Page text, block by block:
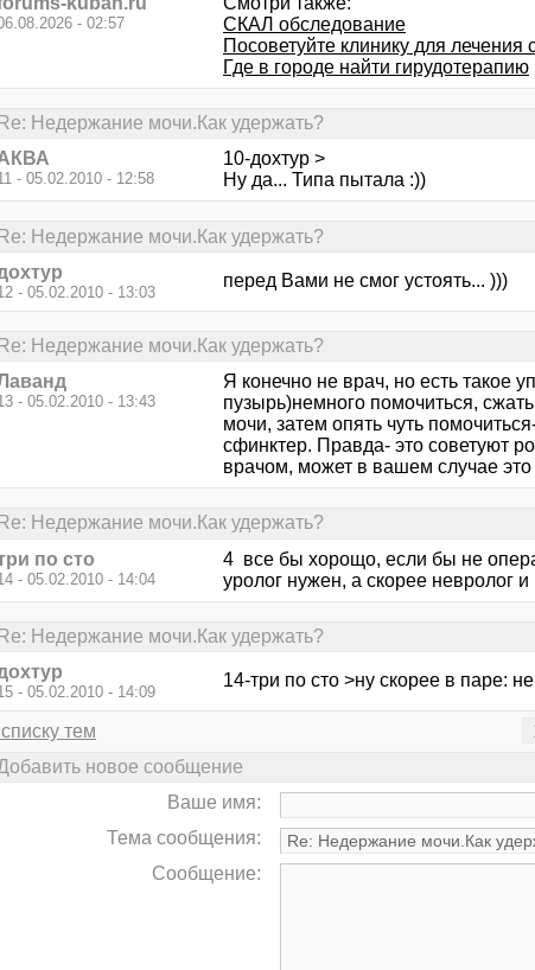
- 02:57
СКАЛ обследование
Посоветуйте клинику для лечения
Где в городе найти гирудотерапию
Re: Недержание мочи.Как удержать?
- 05.02.2010 - 12:58
10-дохтур >
Ну да... Типа пытала :))
Re: Недержание мочи.Как удержать?
- 05.02.2010 - 13:03
перед Вами не смог устоять... )))
Re: Недержание мочи.Как удержать?
- 05.02.2010 - 13:43
Я конечно не врач, но есть такое
пузырь)немного помочиться,
мочи, затем опять чуть
сфинктер. Правда- это советуют
врачом, может в вашем случае
Re: Недержание мочи.Как удержать?
по сто
- 05.02.2010 - 14:04
4 все бы хорощо, если бы не
уролог нужен, а скорее невролог
Re: Недержание мочи.Как удержать?
- 05.02.2010 - 14:09
14-три по сто >ну скорее в паре:
списку тем
новое сообщение
Ваше имя:
Тема сообщения:
Сообщение: